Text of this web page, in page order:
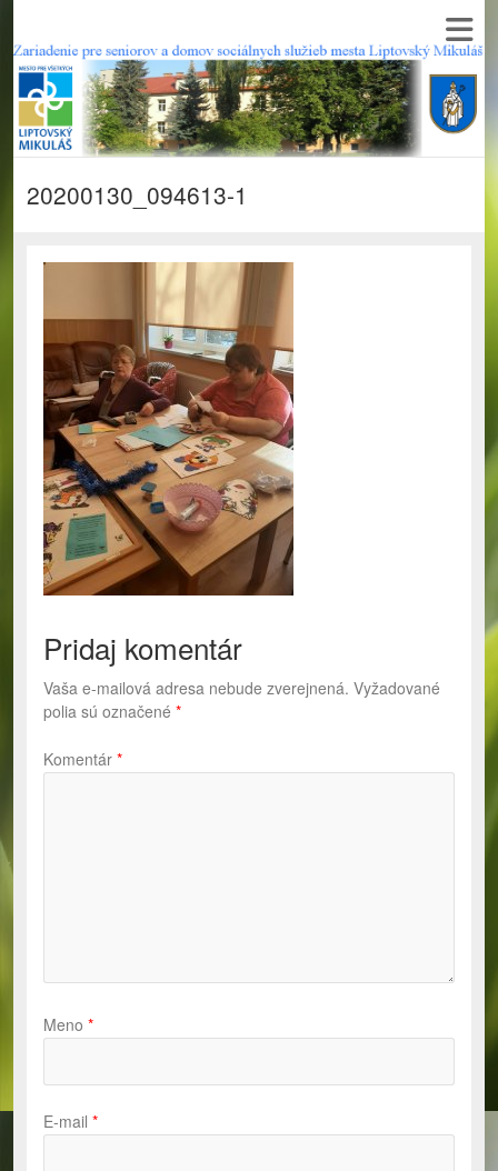
20200130_094613-1
Pridaj komentár
Vaša e-mailová adresa nebude zverejnená. Vyžadované
polia sú označené *
Komentár *
Meno *
E-mail *